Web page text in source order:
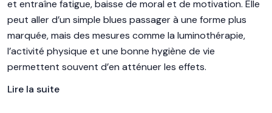
et entraîne fatigue, baisse de moral et de motivation. Elle
peut aller d’un simple blues passager à une forme plus
marquée, mais des mesures comme la luminothérapie,
l’activité physique et une bonne hygiène de vie
permettent souvent d’en atténuer les effets.
Lire la suite